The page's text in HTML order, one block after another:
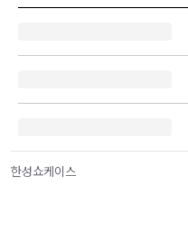
한성쇼케이스